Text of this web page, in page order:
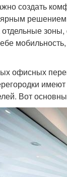
создать
офисных
Вот